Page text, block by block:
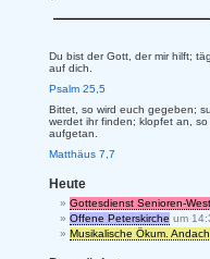
Du bist der Gott, der mir hilft;
auf dich.
Psalm 25,5
Bittet, so wird euch gegeben;
werdet ihr finden; klopfet an, so
aufgetan.
Matthäus 7,7
Heute
Gottesdienst Senioren-West
Offene Peterskirche um
Musikalische Ökum.